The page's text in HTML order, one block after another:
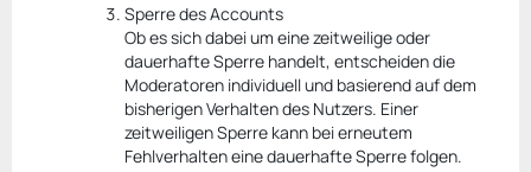
Sperre des Accounts
Ob es sich dabei um eine zeitweilige oder
dauerhafte Sperre handelt, entscheiden die
Moderatoren individuell und basierend auf dem
bisherigen Verhalten des Nutzers. Einer
zeitweiligen Sperre kann bei erneutem
Fehlverhalten eine dauerhafte Sperre folgen.